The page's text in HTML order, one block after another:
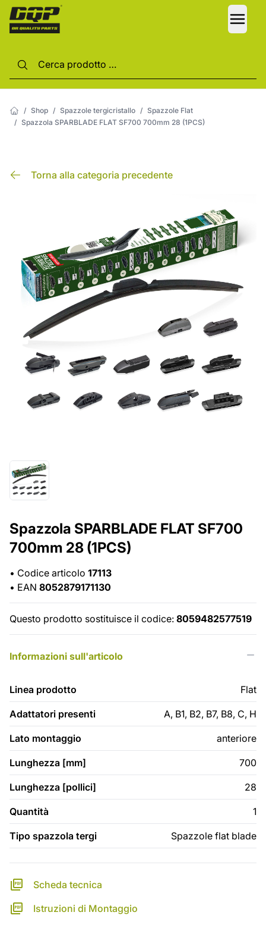
/ Shop / Spazzole tergicristallo / Spazzole Flat
/ Spazzola SPARBLADE FLAT SF700 700mm 28 (1PCS)
Torna alla categoria precedente
Spazzola SPARBLADE FLAT SF700
700mm 28 (1PCS)
• Codice articolo 17113
• EAN 8052879171130
Questo prodotto sostituisce il codice: 8059482577519
Informazioni sull'articolo
Linea prodotto Flat
Adattatori presenti A, B1, B2, B7, B8, C, H
Lato montaggio anteriore
Lunghezza [mm] 700
Lunghezza [pollici] 28
Quantità 1
Tipo spazzola tergi Spazzole flat blade
Scheda tecnica
Istruzioni di Montaggio